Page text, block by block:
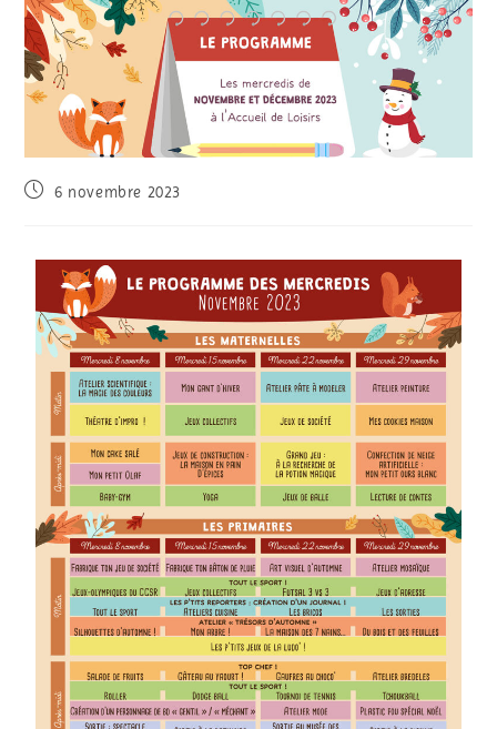
6 novembre 2023